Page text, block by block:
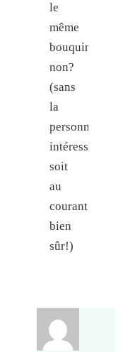
le
même
bouquin,
non?
(sans
la
personne
intéressée
soit
au
courant
bien
sûr!)